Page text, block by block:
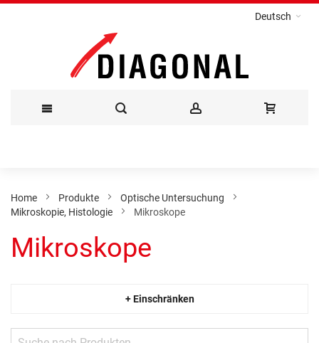
Deutsch
Inhalt
Home Produkte
Optische Untersuchung
Mikroskopie, Histologie
Mikroskope
Mikroskope
+ Einschränken